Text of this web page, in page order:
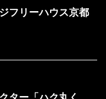
フリーハウス京都